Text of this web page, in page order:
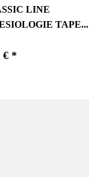
LINE
TAPE...
€ *